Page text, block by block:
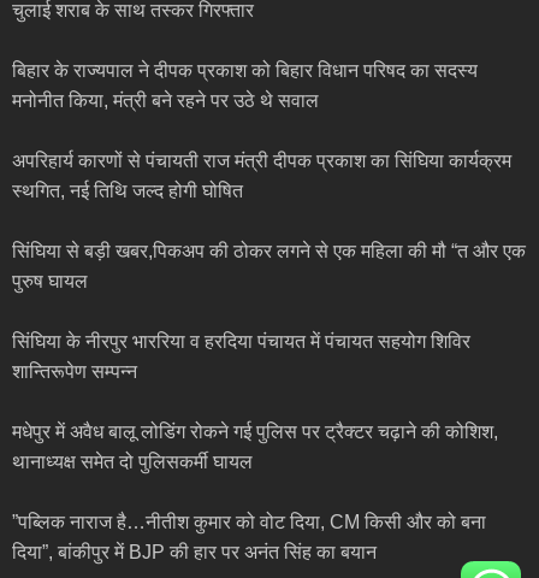
चुलाई शराब के साथ तस्कर गिरफ्तार
बिहार के राज्यपाल ने दीपक प्रकाश को बिहार विधान परिषद का सदस्य
मनोनीत किया, मंत्री बने रहने पर उठे थे सवाल
अपरिहार्य कारणों से पंचायती राज मंत्री दीपक प्रकाश का सिंघिया कार्यक्रम
स्थगित, नई तिथि जल्द होगी घोषित
सिंघिया से बड़ी खबर,पिकअप की ठोकर लगने से एक महिला की मौ “त और एक
पुरुष घायल
सिंघिया के नीरपुर भाररिया व हरदिया पंचायत में पंचायत सहयोग शिविर
शान्तिरूपेण सम्पन्न
मधेपुर में अवैध बालू लोडिंग रोकने गई पुलिस पर ट्रैक्टर चढ़ाने की कोशिश,
थानाध्यक्ष समेत दो पुलिसकर्मी घायल
”पब्लिक नाराज है…नीतीश कुमार को वोट दिया, CM किसी और को बना
दिया”, बांकीपुर में BJP की हार पर अनंत सिंह का बयान